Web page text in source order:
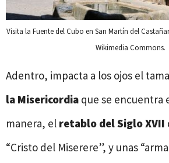
Visita la Fuente del Cubo en San Martín del
Wikimedia Commons.
Adentro, impacta a los ojos el
la Misericordia que se encuentra
manera, el retablo del Siglo XVII
“Cristo del Miserere”, y unas